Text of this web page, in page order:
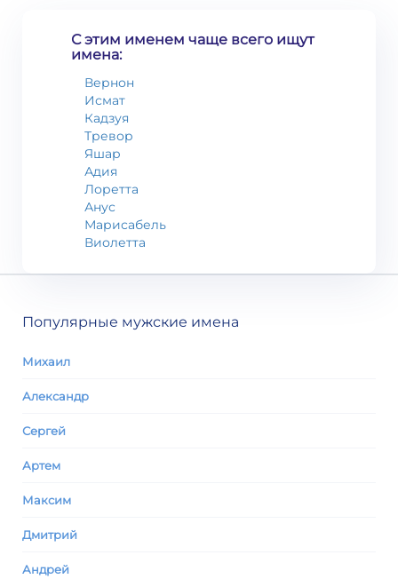
С этим именем чаще всего ищут
имена:
Вернон
Исмат
Кадзуя
Тревор
Яшар
Адия
Лоретта
Анус
Марисабель
Виолетта
Популярные мужские имена
Михаил
Александр
Сергей
Артем
Максим
Дмитрий
Андрей